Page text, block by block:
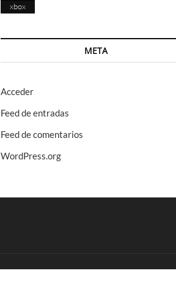
xbox
META
Acceder
Feed de entradas
Feed de comentarios
WordPress.org